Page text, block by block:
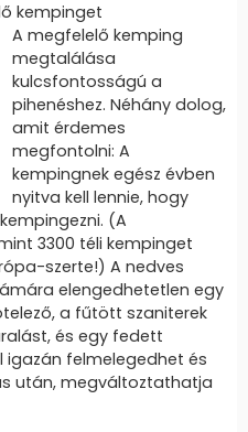
kempinget
A megfelelő kemping
megtalálása
kulcsfontosságú a
pihenéshez. Néhány dolog,
amit érdemes
megfontolni: A
kempingnek egész évben
nyitva kell lennie, hogy
(A
3300 téli kempinget
szerte!) A nedves
elengedhetetlen egy
a fűtött szaniterek
és egy fedett
igazán felmelegedhet és
után, megváltoztathatja